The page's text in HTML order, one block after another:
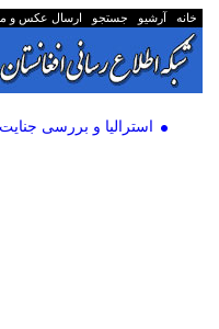
خانه آرشیو جستجو ارسال عکس و
استرالیا و بررسی